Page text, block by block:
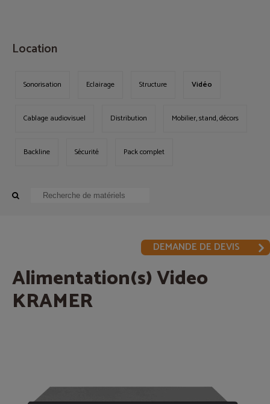
Location
Sonorisation Eclairage Structure Vidéo
Cablage audiovisuel Distribution Mobilier, stand, décors
Backline Sécurité Pack complet
DEMANDE DE DEVIS
Alimentation(s) Video
KRAMER